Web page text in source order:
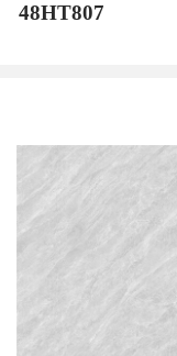
48HT807